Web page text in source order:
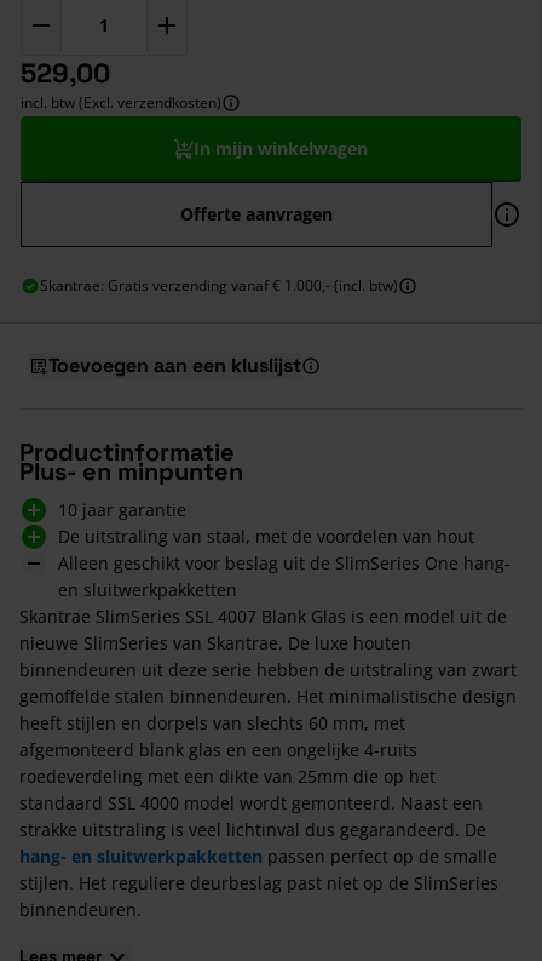
529,00
incl. btw (Excl. verzendkosten)
In mijn winkelwagen
Offerte aanvragen
Skantrae: Gratis verzending vanaf € 1.000,- (incl. btw)
Toevoegen aan een kluslijst
Productinformatie
Plus- en minpunten
10 jaar garantie
De uitstraling van staal, met de voordelen van hout
Alleen geschikt voor beslag uit de SlimSeries One hang-
en sluitwerkpakketten
Skantrae SlimSeries SSL 4007 Blank Glas is een model uit de
nieuwe SlimSeries van Skantrae. De luxe houten
binnendeuren uit deze serie hebben de uitstraling van zwart
gemoffelde stalen binnendeuren. Het minimalistische design
heeft stijlen en dorpels van slechts 60 mm, met
afgemonteerd blank glas en een ongelijke 4-ruits
roedeverdeling met een dikte van 25mm die op het
standaard SSL 4000 model wordt gemonteerd. Naast een
strakke uitstraling is veel lichtinval dus gegarandeerd. De
hang- en sluitwerkpakketten passen perfect op de smalle
stijlen. Het reguliere deurbeslag past niet op de SlimSeries
binnendeuren.
Kenmerken van de Skantrae SlimSeries SSL 4007
Lees meer